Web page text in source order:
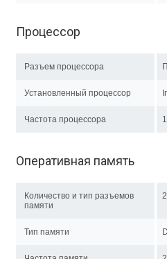
Процессор
Разъем процессора
Установленный процессор
Частота процессора
Оперативная память
Количество и тип разъемов
памяти
Тип памяти